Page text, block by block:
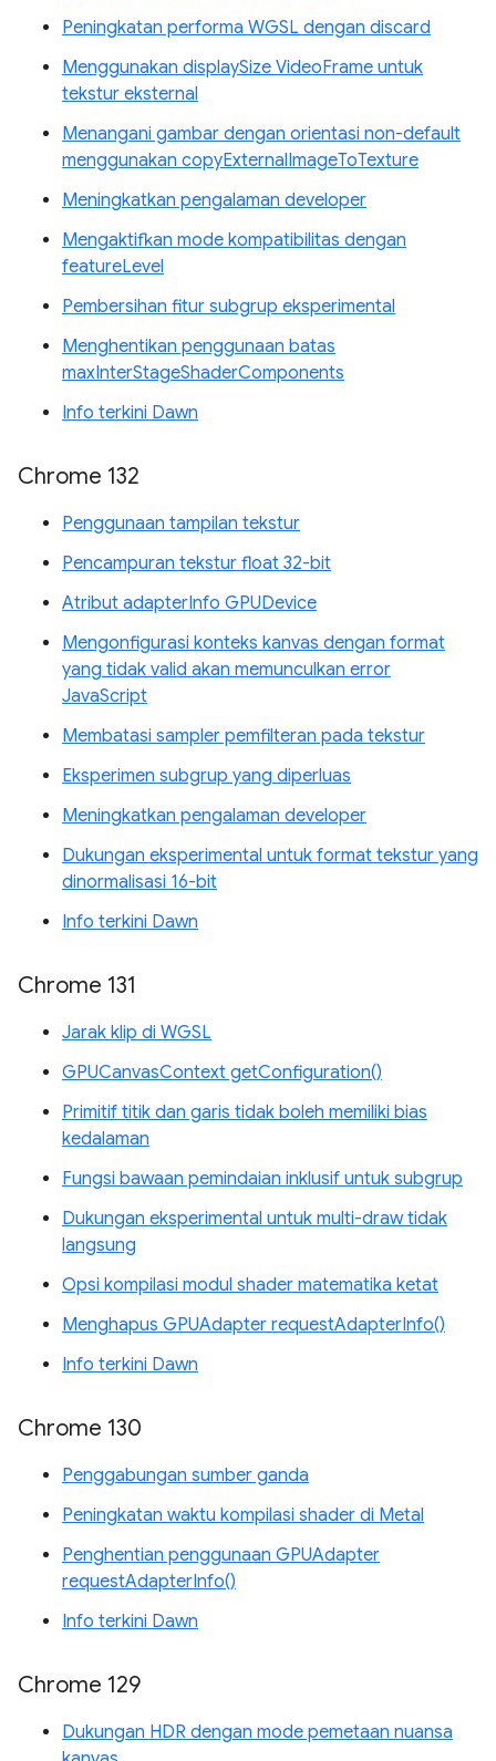
Peningkatan performa WGSL dengan discard
Menggunakan displaySize VideoFrame untuk
tekstur eksternal
Menangani gambar dengan orientasi non-default
menggunakan copyExternalImageToTexture
Meningkatkan pengalaman developer
Mengaktifkan mode kompatibilitas dengan
featureLevel
Pembersihan fitur subgrup eksperimental
Menghentikan penggunaan batas
maxInterStageShaderComponents
Info terkini Dawn
Chrome 132
Penggunaan tampilan tekstur
Pencampuran tekstur float 32-bit
Atribut adapterInfo GPUDevice
Mengonfigurasi konteks kanvas dengan format
yang tidak valid akan memunculkan error
JavaScript
Membatasi sampler pemfilteran pada tekstur
Eksperimen subgrup yang diperluas
Meningkatkan pengalaman developer
Dukungan eksperimental untuk format tekstur yang
dinormalisasi 16-bit
Info terkini Dawn
Chrome 131
Jarak klip di WGSL
GPUCanvasContext getConfiguration()
Primitif titik dan garis tidak boleh memiliki bias
kedalaman
Fungsi bawaan pemindaian inklusif untuk subgrup
Dukungan eksperimental untuk multi-draw tidak
langsung
Opsi kompilasi modul shader matematika ketat
Menghapus GPUAdapter requestAdapterInfo()
Info terkini Dawn
Chrome 130
Penggabungan sumber ganda
Peningkatan waktu kompilasi shader di Metal
Penghentian penggunaan GPUAdapter
requestAdapterInfo()
Info terkini Dawn
Chrome 129
Dukungan HDR dengan mode pemetaan nuansa